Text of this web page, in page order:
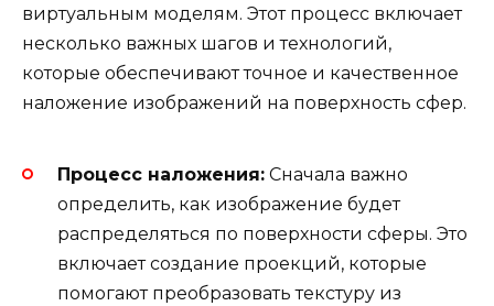
виртуальным моделям. Этот процесс включает
несколько важных шагов и технологий,
которые обеспечивают точное и качественное
наложение изображений на поверхность сфер.
Процесс наложения: Сначала важно
определить, как изображение будет
распределяться по поверхности сферы. Это
включает создание проекций, которые
помогают преобразовать текстуру из